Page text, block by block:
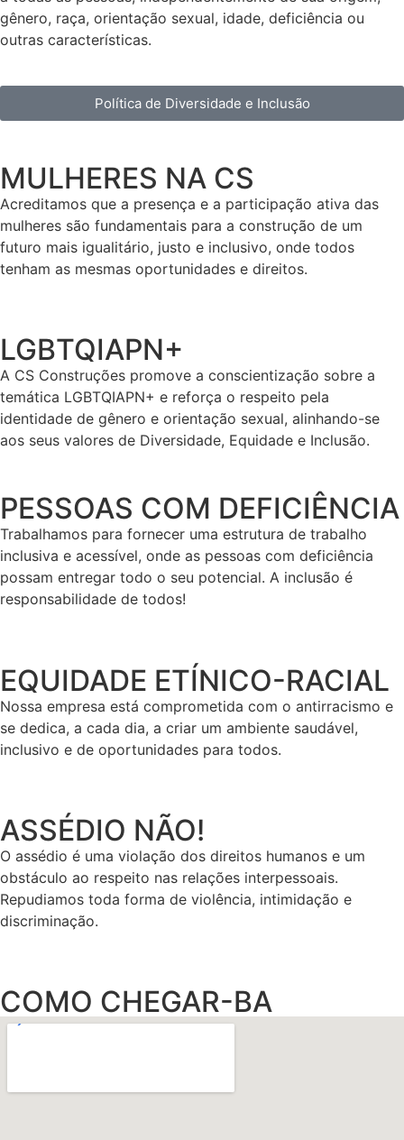
gênero, raça, orientação sexual, idade, deficiência ou
outras características.
Política de Diversidade e Inclusão
MULHERES NA CS
Acreditamos que a presença e a participação ativa das
mulheres são fundamentais para a construção de um
futuro mais igualitário, justo e inclusivo, onde todos
tenham as mesmas oportunidades e direitos.
LGBTQIAPN+
A CS Construções promove a conscientização sobre a
temática LGBTQIAPN+ e reforça o respeito pela
identidade de gênero e orientação sexual, alinhando-se
aos seus valores de Diversidade, Equidade e Inclusão.
PESSOAS COM DEFICIÊNCIA
Trabalhamos para fornecer uma estrutura de trabalho
inclusiva e acessível, onde as pessoas com deficiência
possam entregar todo o seu potencial. A inclusão é
responsabilidade de todos!
EQUIDADE ETÍNICO-RACIAL
Nossa empresa está comprometida com o antirracismo e
se dedica, a cada dia, a criar um ambiente saudável,
inclusivo e de oportunidades para todos.
ASSÉDIO NÃO!
O assédio é uma violação dos direitos humanos e um
obstáculo ao respeito nas relações interpessoais.
Repudiamos toda forma de violência, intimidação e
discriminação.
COMO CHEGAR-BA